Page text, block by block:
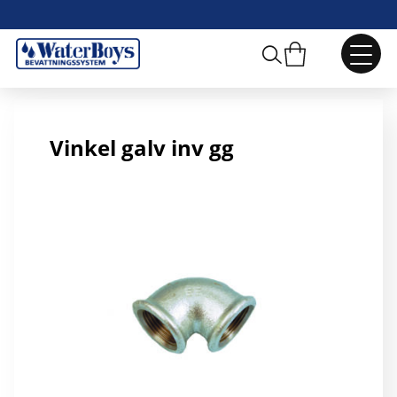
R80 Vinkel galv inv gg
Vinkel galv inv gg